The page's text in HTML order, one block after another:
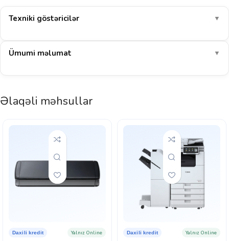
Texniki göstəricilər ▼
Ümumi məlumat ▼
Əlaqəli məhsullar
Daxili kredit Yalnız Online Daxili kredit Yalnız Online